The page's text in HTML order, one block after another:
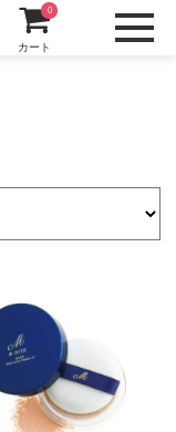
カート
0